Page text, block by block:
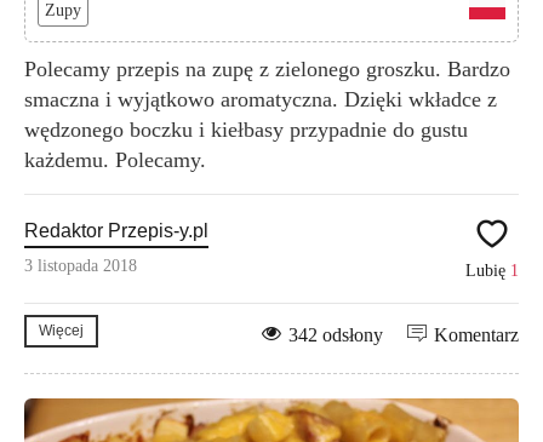
Zupy
Polecamy przepis na zupę z zielonego groszku. Bardzo
smaczna i wyjątkowo aromatyczna. Dzięki wkładce z
wędzonego boczku i kiełbasy przypadnie do gustu
każdemu. Polecamy.
Redaktor Przepis-y.pl
3 listopada 2018 Lubię 1
Więcej Komentarz
342 odsłony